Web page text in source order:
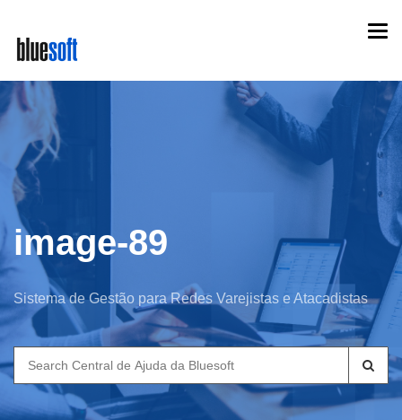
main
content
image-89
Sistema de Gestão para Redes Varejistas e Atacadistas
Search
for: